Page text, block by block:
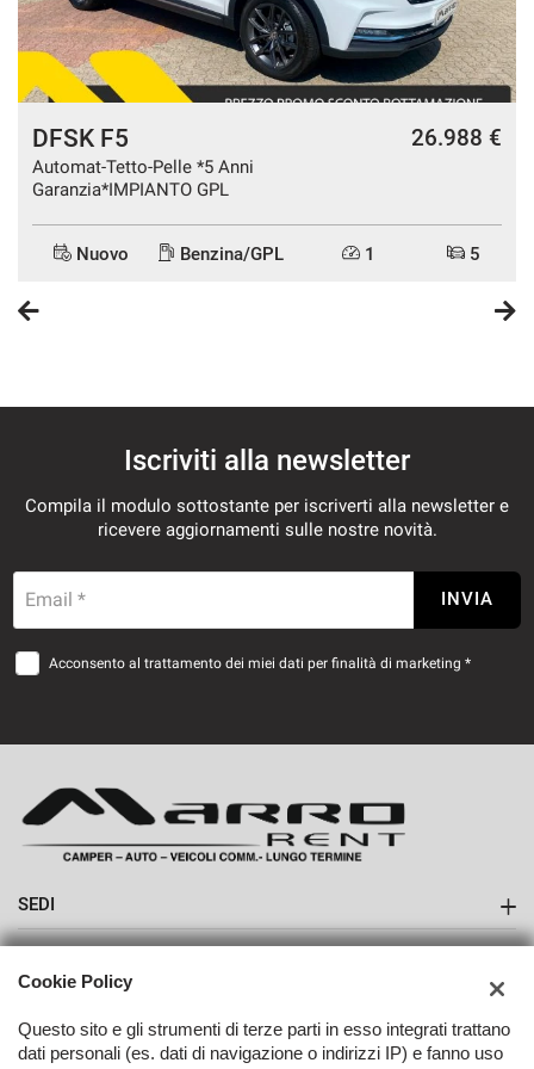
Spoiler
Start/Stop Automatico
Streaming musicale integrato
TELECAMERA POSTERIORE
Touch screen
Vetri oscurati
Volante riscaldabile
DFSK F5
Automat-Tetto-Pelle *5 Anni
Garanzia*IMPIANTO GPL
26.988 €
Nuovo Benzina/GPL 1 5
Iscriviti alla newsletter
Compila il modulo sottostante per iscriverti alla newsletter e
ricevere aggiornamenti sulle nostre novità.
Email * INVIA
Acconsento al trattamento dei miei dati per finalità di marketing *
SEDI
Sede di Boves
AZIENDA
Contatti
Cookie Policy
Questo sito e gli strumenti di terze parti in esso integrati trattano
dati personali (es. dati di navigazione o indirizzi IP) e fanno uso